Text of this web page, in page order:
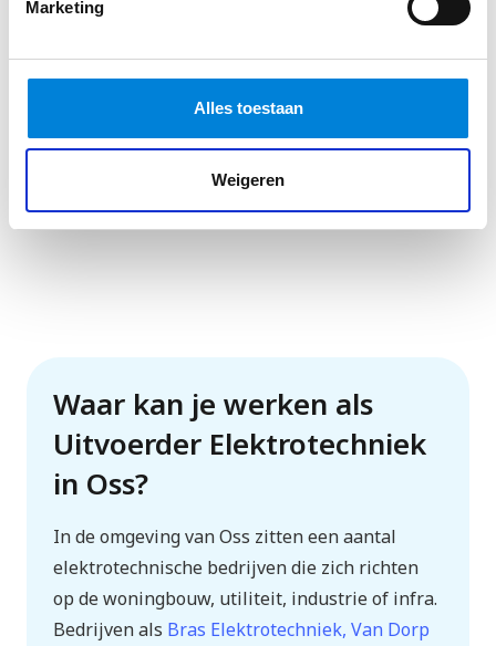
Marketing
Alles toestaan
Weigeren
Waar kan je werken als
Uitvoerder Elektrotechniek
in Oss?
In de omgeving van Oss zitten een aantal
elektrotechnische bedrijven die zich richten
op de woningbouw, utiliteit, industrie of infra.
Bedrijven als Bras Elektrotechniek, Van Dorp